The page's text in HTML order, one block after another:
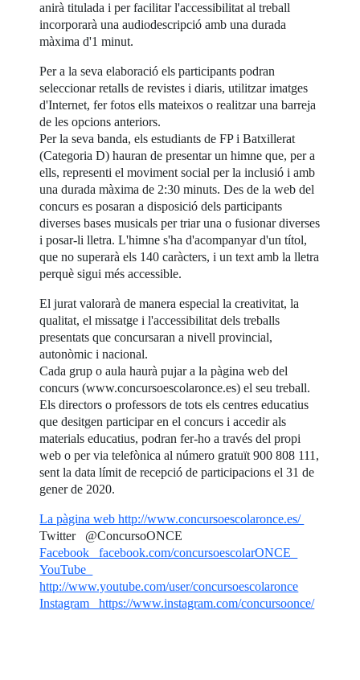
anirà titulada i per facilitar l'accessibilitat al treball
incorporarà una audiodescripció amb una durada
màxima d'1 minut.
Per a la seva elaboració els participants podran
seleccionar retalls de revistes i diaris, utilitzar imatges
d'Internet, fer fotos ells mateixos o realitzar una barreja
de les opcions anteriors.
Per la seva banda, els estudiants de FP i Batxillerat
(Categoria D) hauran de presentar un himne que, per a
ells, representi el moviment social per la inclusió i amb
una durada màxima de 2:30 minuts. Des de la web del
concurs es posaran a disposició dels participants
diverses bases musicals per triar una o fusionar diverses
i posar-li lletra. L'himne s'ha d'acompanyar d'un títol,
que no superarà els 140 caràcters, i un text amb la lletra
perquè sigui més accessible.
El jurat valorarà de manera especial la creativitat, la
qualitat, el missatge i l'accessibilitat dels treballs
presentats que concursaran a nivell provincial,
autonòmic i nacional.
Cada grup o aula haurà pujar a la pàgina web del
concurs (www.concursoescolaronce.es) el seu treball.
Els directors o professors de tots els centres educatius
que desitgen participar en el concurs i accedir als
materials educatius, podran fer-ho a través del propi
web o per via telefònica al número gratuït 900 808 111,
sent la data límit de recepció de participacions el 31 de
gener de 2020.
La pàgina web http://www.concursoescolaronce.es/
Twitter @ConcursoONCE
Facebook facebook.com/concursoescolarONCE
YouTube
http://www.youtube.com/user/concursoescolaronce
Instagram https://www.instagram.com/concursoonce/